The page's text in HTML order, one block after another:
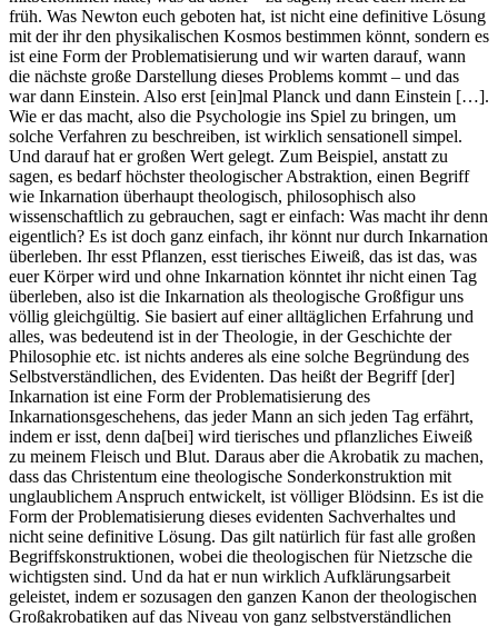
früh. Was Newton euch geboten hat, ist nicht eine definitive Lösung
mit der ihr den physikalischen Kosmos bestimmen könnt, sondern es
ist eine Form der Problematisierung und wir warten darauf, wann
die nächste große Darstellung dieses Problems kommt – und das
war dann Einstein. Also erst [ein]mal Planck und dann Einstein […].
Wie er das macht, also die Psychologie ins Spiel zu bringen, um
solche Verfahren zu beschreiben, ist wirklich sensationell simpel.
Und darauf hat er großen Wert gelegt. Zum Beispiel, anstatt zu
sagen, es bedarf höchster theologischer Abstraktion, einen Begriff
wie Inkarnation überhaupt theologisch, philosophisch also
wissenschaftlich zu gebrauchen, sagt er einfach: Was macht ihr denn
eigentlich? Es ist doch ganz einfach, ihr könnt nur durch Inkarnation
überleben. Ihr esst Pflanzen, esst tierisches Eiweiß, das ist das, was
euer Körper wird und ohne Inkarnation könntet ihr nicht einen Tag
überleben, also ist die Inkarnation als theologische Großfigur uns
völlig gleichgültig. Sie basiert auf einer alltäglichen Erfahrung und
alles, was bedeutend ist in der Theologie, in der Geschichte der
Philosophie etc. ist nichts anderes als eine solche Begründung des
Selbstverständlichen, des Evidenten. Das heißt der Begriff [der]
Inkarnation ist eine Form der Problematisierung des
Inkarnationsgeschehens, das jeder Mann an sich jeden Tag erfährt,
indem er isst, denn da[bei] wird tierisches und pflanzliches Eiweiß
zu meinem Fleisch und Blut. Daraus aber die Akrobatik zu machen,
dass das Christentum eine theologische Sonderkonstruktion mit
unglaublichem Anspruch entwickelt, ist völliger Blödsinn. Es ist die
Form der Problematisierung dieses evidenten Sachverhaltes und
nicht seine definitive Lösung. Das gilt natürlich für fast alle großen
Begriffskonstruktionen, wobei die theologischen für Nietzsche die
wichtigsten sind. Und da hat er nun wirklich Aufklärungsarbeit
geleistet, indem er sozusagen den ganzen Kanon der theologischen
Großakrobatiken auf das Niveau von ganz selbstverständlichen